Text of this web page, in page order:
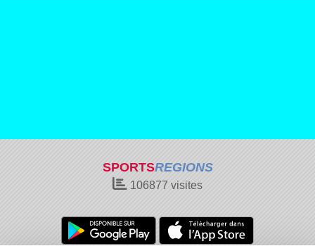
SPORTSREGIONS
106877 visites